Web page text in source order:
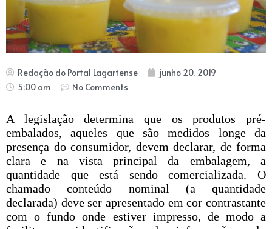
Redação do Portal Lagartense
junho 20, 2019
5:00 am
No Comments
A legislação determina que os produtos pré-
embalados, aqueles que são medidos longe da
presença do consumidor, devem declarar, de forma
clara e na vista principal da embalagem, a
quantidade que está sendo comercializada. O
chamado conteúdo nominal (a quantidade
declarada) deve ser apresentado em cor contrastante
com o fundo onde estiver impresso, de modo a